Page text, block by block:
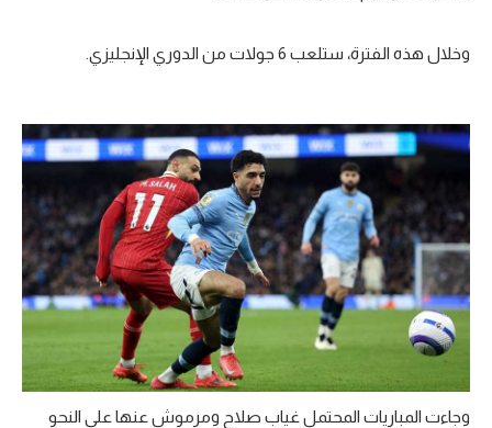
وخلال هذه الفترة، ستلعب 6 جولات من الدوري الإنجليزي.
وجاءت المباريات المحتمل غياب صلاح ومرموش عنها على النحو